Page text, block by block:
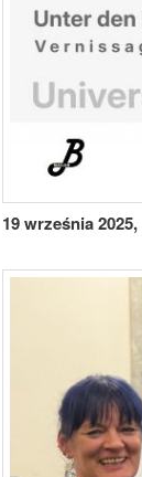
19 września 2025,